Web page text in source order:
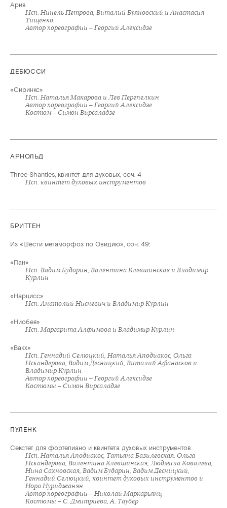
Ария
Исп. Нинель Петрова, Виталий Буяновский и Анастасия
Тищенко
Автор хореографии – Георгий Алексидзе
ДЕБЮССИ
«Сиринкс»
Исп. Наталья Макарова и Лев Перепелкин
Автор хореографии – Георгий Алексидзе
Костюм – Симон Вирсаладзе
АРНОЛЬД
Three Shanties, квинтет для духовых, соч. 4
Исп. квинтет духовых инструментов
БРИТТЕН
Из «Шести метаморфоз по Овидию», соч. 49:
«Пан»
Исп. Вадим Бударин, Валентина Клевшинская и Владимир
Курлин
«Нарцисс»
Исп. Анатолий Нисневич и Владимир Курлин
«Ниобея»
Исп. Маргарита Алфимова и Владимир Курлин
«Вакх»
Исп. Геннадий Селюцкий, Наталья Аподиакос, Ольга
Искандерова, Вадим Десницкий, Виталий Афанасков и
Владимир Курлин
Автор хореографии – Георгий Алексидзе
Костюмы – Симон Вирсаладзе
ПУЛЕНК
Секстет для фортепиано и квинтета духовых инструментов
Исп. Наталья Аподиакос, Татьяна Базилевская, Ольга
Искандерова, Валентина Клевшинская, Людмила Ковалева,
Нина Сахновская, Вадим Бударин, Вадим Десницкий,
Геннадий Селюцкий, квинтет духовых инструментов и
Нора Нуриджанян
Автор хореографии – Николай Маркарьянц
Костюмы – С. Дмитриева, А. Таубер